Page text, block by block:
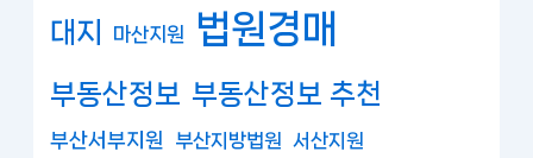
대지 마산지원 법원경매
부동산정보 부동산정보 추천
부산서부지원 부산지방법원 서산지원